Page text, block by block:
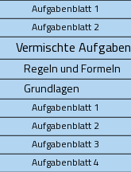
Aufgabenblatt 1
Aufgabenblatt 2
Vermischte Aufgaben
Regeln und Formeln
Grundlagen
Aufgabenblatt 1
Aufgabenblatt 2
Aufgabenblatt 3
Aufgabenblatt 4